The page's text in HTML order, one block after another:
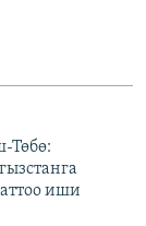
Төбө:
иши